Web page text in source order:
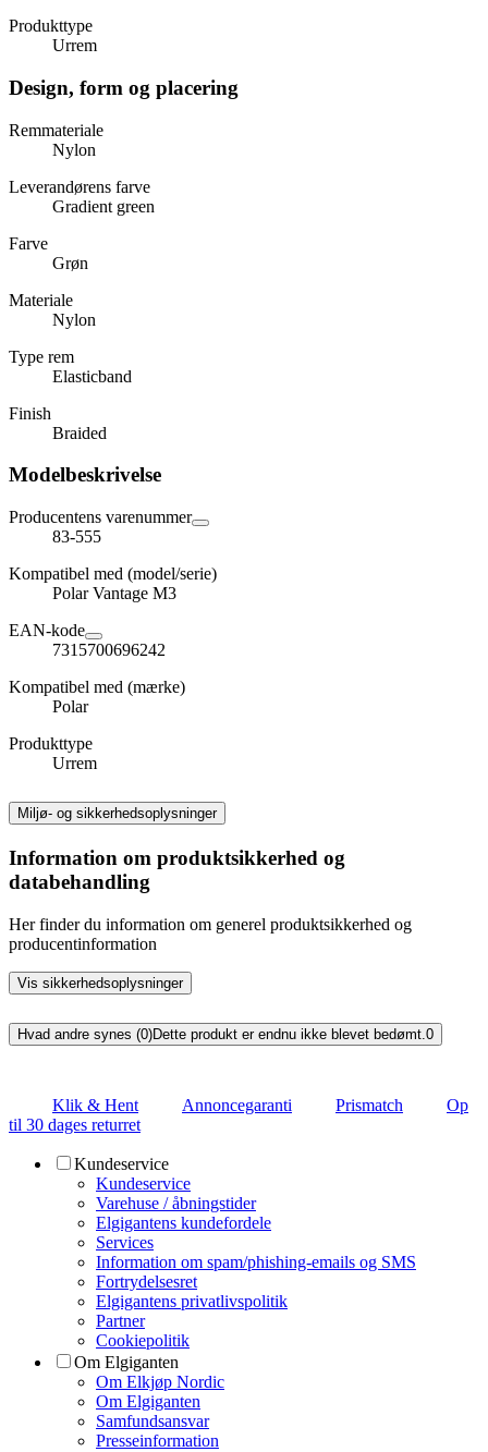
Produkttype
Urrem
Design, form og placering
Remmateriale
Nylon
Leverandørens farve
Gradient green
Farve
Grøn
Materiale
Nylon
Type rem
Elasticband
Finish
Braided
Modelbeskrivelse
Producentens varenummer
83-555
Kompatibel med (model/serie)
Polar Vantage M3
EAN-kode
7315700696242
Kompatibel med (mærke)
Polar
Produkttype
Urrem
Miljø- og sikkerhedsoplysninger
Information om produktsikkerhed og
databehandling
Her finder du information om generel produktsikkerhed og
producentinformation
Vis sikkerhedsoplysninger
Hvad andre synes (0)Dette produkt er endnu ikke blevet bedømt. 0
Klik & Hent Annoncegaranti Prismatch
Op
til 30 dages returret
Kundeservice
Kundeservice
Varehuse / åbningstider
Elgigantens kundefordele
Services
Information om spam/phishing-emails og SMS
Fortrydelsesret
Elgigantens privatlivspolitik
Partner
Cookiepolitik
Om Elgiganten
Om Elkjøp Nordic
Om Elgiganten
Samfundsansvar
Presseinformation